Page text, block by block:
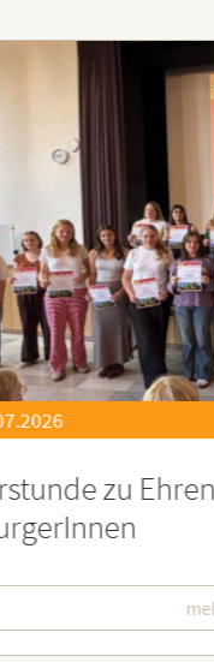
besonders